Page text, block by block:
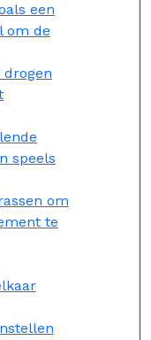
een
om de
drogen
speels
om
te